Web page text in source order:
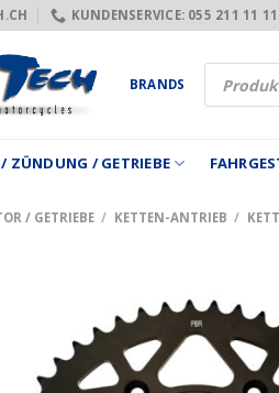
KUNDENSERVICE: 055 211 11 11
BRANDS
search
ZÜNDUNG / GETRIEBE
/ GETRIEBE / KETTEN-ANTRIEB /